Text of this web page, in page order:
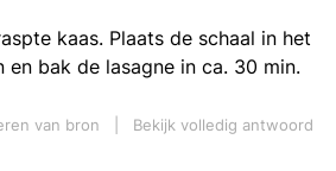
kaas. Plaats de schaal in het
en bak de lasagne in ca. 30 min.
van bron
Bekijk volledig antwoord